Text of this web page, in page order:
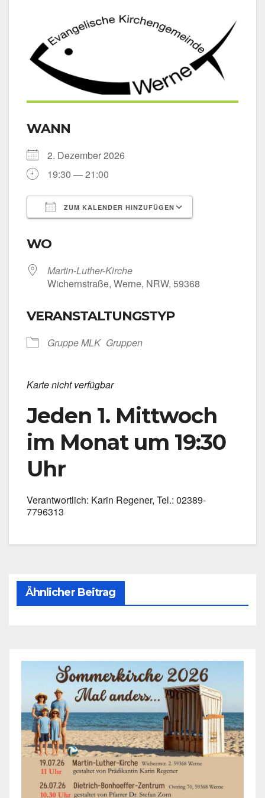
WANN
2. Dezem­ber 2026
19:30 — 21:00
ZUM KALENDER HINZUFÜGEN
WO
Martin-Luther-Kirche
Wichern­stra­ße, Wer­ne, NRW, 59368
VERANSTALTUNGSTYP
Grup­pe MLK Grup­pen
Kar­te nicht ver­füg­bar
Jeden 1. Mittwoch
im Monat um 19:30
Uhr
Ver­ant­wort­lich: Karin Rege­ner, Tel.: 02389-
7796313
Ähnlicher Beitrag